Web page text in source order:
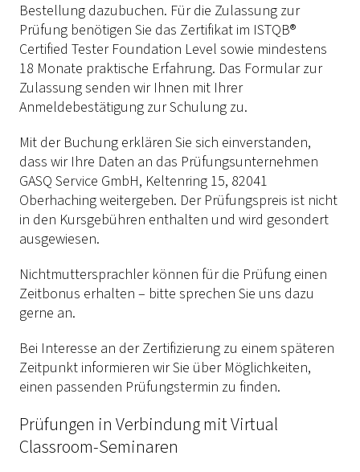
Bestellung dazubuchen. Für die Zulassung zur
Prüfung benötigen Sie das Zertifikat im ISTQB®
Certified Tester Foundation Level sowie mindestens
18 Monate praktische Erfahrung. Das Formular zur
Zulassung senden wir Ihnen mit Ihrer
Anmeldebestätigung zur Schulung zu.
Mit der Buchung erklären Sie sich einverstanden,
dass wir Ihre Daten an das Prüfungsunternehmen
GASQ Service GmbH, Keltenring 15, 82041
Oberhaching weitergeben. Der Prüfungspreis ist nicht
in den Kursgebühren enthalten und wird gesondert
ausgewiesen.
Nichtmuttersprachler können für die Prüfung einen
Zeitbonus erhalten – bitte sprechen Sie uns dazu
gerne an.
Bei Interesse an der Zertifizierung zu einem späteren
Zeitpunkt informieren wir Sie über Möglichkeiten,
einen passenden Prüfungstermin zu finden.
Prüfungen in Verbindung mit Virtual
Classroom-Seminaren